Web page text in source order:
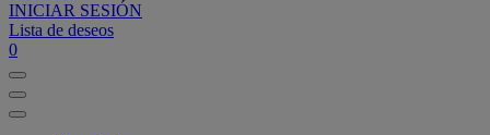
INICIAR SESIÓN
Lista de deseos
0